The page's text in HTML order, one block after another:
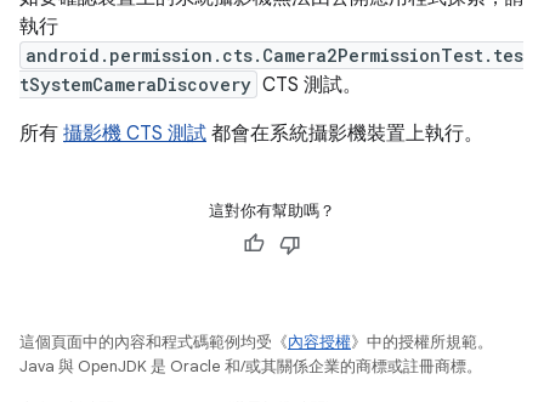
執行
android.permission.cts.Camera2PermissionTest.tes
tSystemCameraDiscovery CTS 測試。
所有 攝影機 CTS 測試 都會在系統攝影機裝置上執行。
這對你有幫助嗎？
這個頁面中的內容和程式碼範例均受《內容授權》中的授權所規範。
Java 與 OpenJDK 是 Oracle 和/或其關係企業的商標或註冊商標。